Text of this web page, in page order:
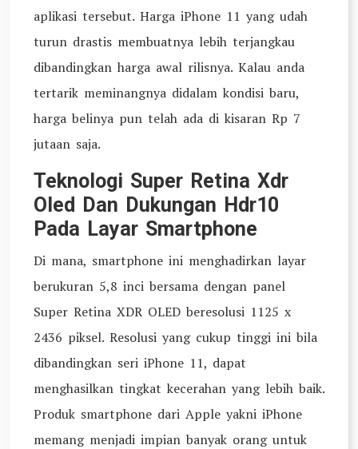
aplikasi tersebut. Harga iPhone 11 yang udah
turun drastis membuatnya lebih terjangkau
dibandingkan harga awal rilisnya. Kalau anda
tertarik meminangnya didalam kondisi baru,
harga belinya pun telah ada di kisaran Rp 7
jutaan saja.
Teknologi Super Retina Xdr
Oled Dan Dukungan Hdr10
Pada Layar Smartphone
Di mana, smartphone ini menghadirkan layar
berukuran 5,8 inci bersama dengan panel
Super Retina XDR OLED beresolusi 1125 x
2436 piksel. Resolusi yang cukup tinggi ini bila
dibandingkan seri iPhone 11, dapat
menghasilkan tingkat kecerahan yang lebih baik.
Produk smartphone dari Apple yakni iPhone
memang menjadi impian banyak orang untuk